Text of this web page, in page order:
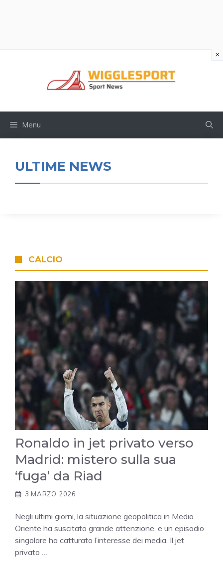
Menu
ULTIME NEWS
CALCIO
Ronaldo in jet privato verso
Madrid: mistero sulla sua
‘fuga’ da Riad
3 MARZO 2026
Negli ultimi giorni, la situazione geopolitica in Medio
Oriente ha suscitato grande attenzione, e un episodio
singolare ha catturato l’interesse dei media. Il jet
privato …
×